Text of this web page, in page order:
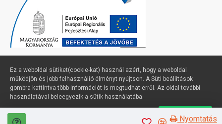
Nyomtatás
Profimuszaki.hu - exPanda ERP
Ez a weboldal sütiket(cookie-kat) használ azért, hogy a weboldal
működjön és jobb felhasználió élményt nyújtson. A Süti beállítások
gombra kattintva több információt is megtudhat erről. Az oldal további
használatával beleegyezik a sütik használatába.
Süti beállítások Elfogadom